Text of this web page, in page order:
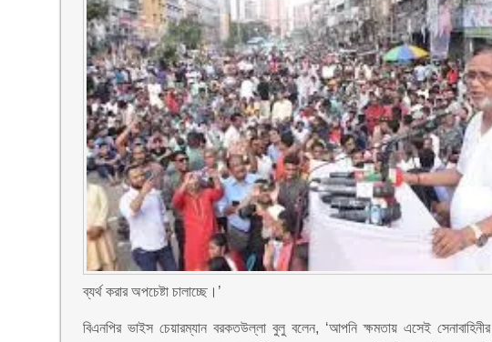
ব্যর্থ করার অপচেষ্টা চালাচ্ছে।’
বিএনপির ভাইস চেয়ারম্যান বরকতউল্লা বুলু বলেন, ‘আপনি ক্ষমতায় এসেই